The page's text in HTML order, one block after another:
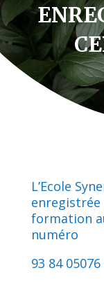
L’Ecole
enregistrée
formation
numéro
93 84 05076